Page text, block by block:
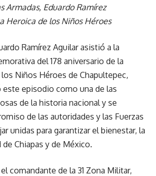
Armadas, Eduardo Ramírez
Heroica de los Niños Héroes
Ramírez Aguilar asistió a la
del 178 aniversario de la
Niños Héroes de Chapultepec,
episodio como una de las
de la historia nacional y se
de las autoridades y las Fuerzas
unidas para garantizar el bienestar, la
de Chiapas y de México.
comandante de la 31 Zona Militar,